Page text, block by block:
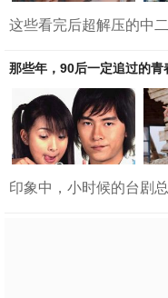
这些看完后超解压的中
市》4.《暧昧男子》5.《
1988》7.《搞笑一家人
活》10.《穿透屋顶的
油吧威基基》是呼声最
伊康和孙承源主演，讲
的生活故事。共有20集
那些年，90后一定追过的
印象中，小时候的台剧